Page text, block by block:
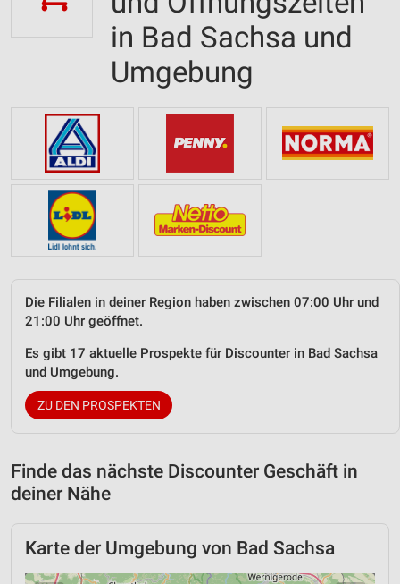
in Bad Sachsa und
Umgebung
Die Filialen in deiner Region haben zwischen 07:00 Uhr und
21:00 Uhr geöffnet.
Es gibt 17 aktuelle Prospekte für Discounter in Bad Sachsa
und Umgebung.
ZU DEN PROSPEKTEN
Finde das nächste Discounter Geschäft in
deiner Nähe
Karte der Umgebung von Bad Sachsa